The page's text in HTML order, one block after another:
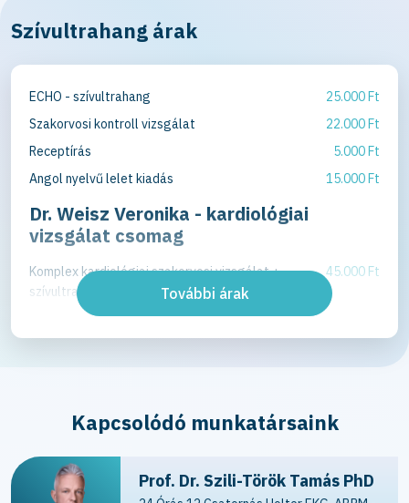
Szívultrahang árak
ECHO - szívultrahang
25.000 Ft
Szakorvosi kontroll vizsgálat
22.000 Ft
Receptírás
5.000 Ft
Angol nyelvű lelet kiadás
15.000 Ft
Dr. Weisz Veronika - kardiológiai
vizsgálat csomag
Komplex kardiológiai szakorvosi vizsgálat +
szívultrahang vizsgálat
45.000 Ft
További árak
Kapcsolódó munkatársaink
Prof. Dr. Szili-Török Tamás PhD